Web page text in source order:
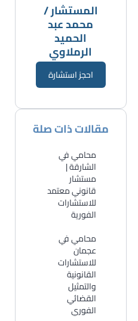
المستشار /
محمد عبد
الحميد
الرملاوي
احجز استشارة
مقالات ذات صلة
محامي في
الشارقة |
مستشار
قانوني معتمد
للاستشارات
الفورية
​محامي في
عجمان
للاستشارات
القانونية
والتمثيل
القضائي
الفوري